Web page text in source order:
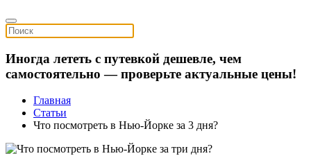
Иногда лететь с путевкой дешевле, чем
самостоятельно — проверьте актуальные цены!
Главная
Статьи
Что посмотреть в Нью-Йорке за 3 дня?